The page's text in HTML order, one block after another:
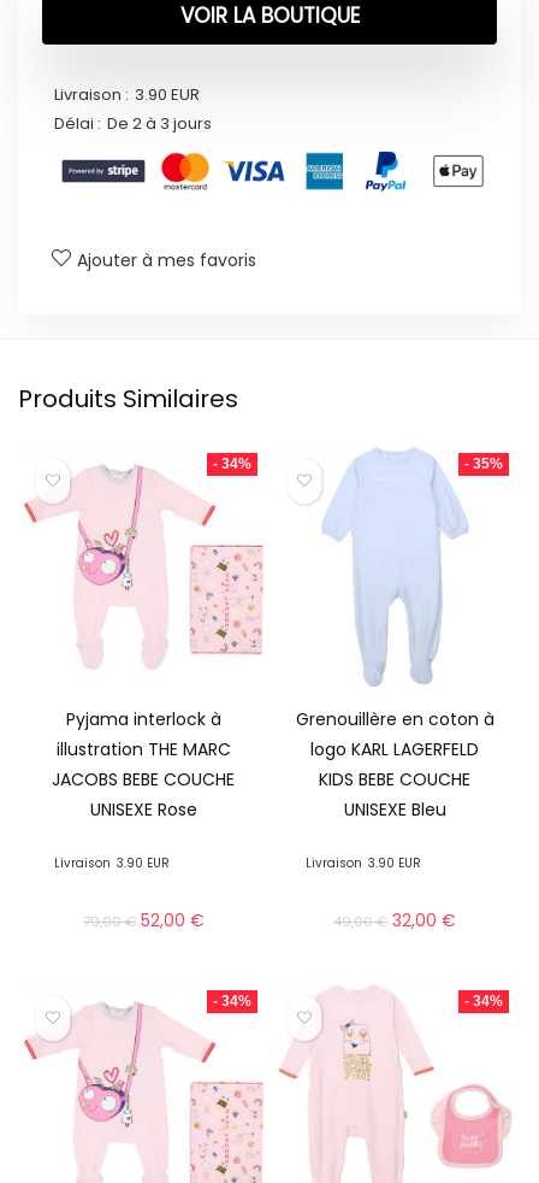
VOIR LA BOUTIQUE
Livraison : 3.90 EUR
Délai : De 2 à 3 jours
Ajouter à mes favoris
Produits Similaires
- 34%
Pyjama interlock à
illustration THE MARC
JACOBS BEBE COUCHE
UNISEXE Rose
Livraison 3.90 EUR
79,00€ 52,00 €
- 35%
Grenouillère en coton à
logo KARL LAGERFELD
KIDS BEBE COUCHE
UNISEXE Bleu
Livraison 3.90 EUR
49,00€ 32,00€
- 34% - 34%